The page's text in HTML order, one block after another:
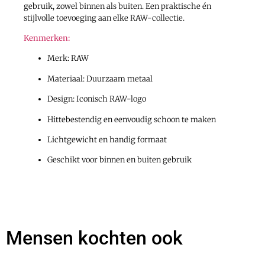
gebruik, zowel binnen als buiten. Een praktische én
stijlvolle toevoeging aan elke RAW-collectie.
Kenmerken:
Merk: RAW
Materiaal: Duurzaam metaal
Design: Iconisch RAW-logo
Hittebestendig en eenvoudig schoon te maken
Lichtgewicht en handig formaat
Geschikt voor binnen en buiten gebruik
Mensen kochten ook